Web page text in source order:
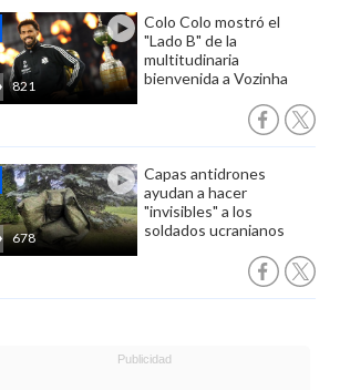
821
Colo Colo mostró el
"Lado B" de la
multitudinaria
bienvenida a Vozinha
678
Capas antidrones
ayudan a hacer
"invisibles" a los
soldados ucranianos